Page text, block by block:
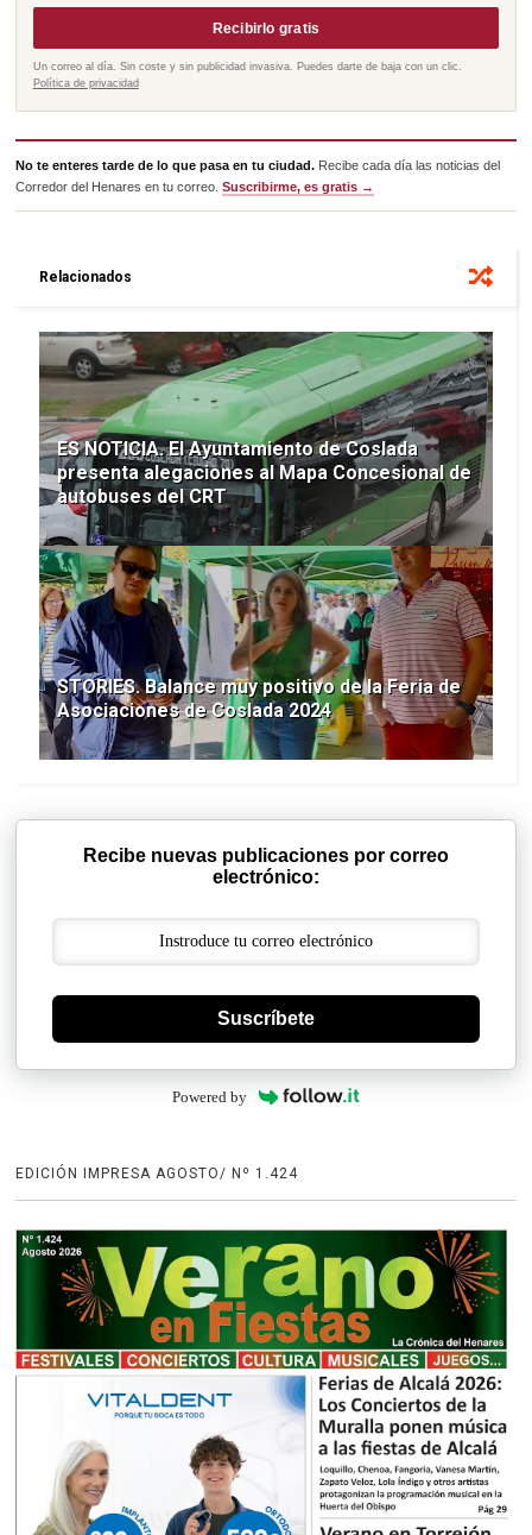
Recibirlo gratis
Un correo al día. Sin coste y sin publicidad invasiva. Puedes darte de baja con un clic.
Política de privacidad
No te enteres tarde de lo que pasa en tu ciudad. Recibe cada día las noticias del
Corredor del Henares en tu correo.Suscribirme, es gratis →
Relacionados
ES NOTICIA. El Ayuntamiento de Coslada
presenta alegaciones al Mapa Concesional de
autobuses del CRT
STORIES. Balance muy positivo de la Feria de
Asociaciones de Coslada 2024
Recibe nuevas publicaciones por correo
electrónico:
Suscríbete
Powered by
EDICIÓN IMPRESA AGOSTO/ Nº 1.424